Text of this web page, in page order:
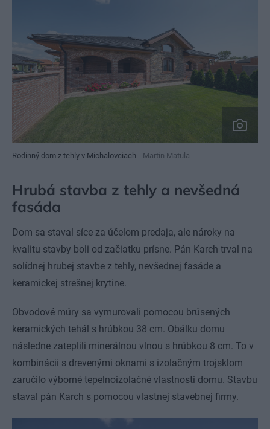
Rodinný dom z tehly v Michalovciach Martin Matula
Hrubá stavba z tehly a nevšedná
fasáda
Dom sa staval síce za účelom predaja, ale nároky na
kvalitu stavby boli od začiatku prísne. Pán Karch trval na
solídnej hrubej stavbe z tehly, nevšednej fasáde a
keramickej strešnej krytine.
Obvodové múry sa vymurovali pomocou brúsených
keramických tehál s hrúbkou 38 cm. Obálku domu
následne zateplili minerálnou vlnou s hrúbkou 8 cm. To v
kombinácii s drevenými oknami s izolačným trojsklom
zaručilo výborné tepelnoizolačné vlastnosti domu. Stavbu
staval pán Karch s pomocou vlastnej stavebnej firmy.